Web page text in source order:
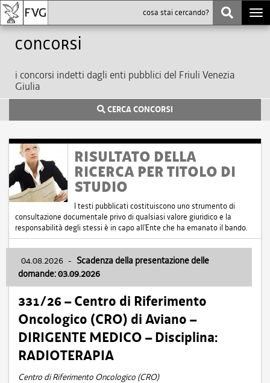
Concorsi
i concorsi indetti dagli enti pubblici del Friuli Venezia
Giulia
CERCA CONCORSI
RISULTATO DELLA
RICERCA PER TITOLO DI
STUDIO
I testi pubblicati costituiscono uno strumento di
consultazione documentale privo di qualsiasi valore giuridico e la
responsabilità degli stessi è in capo all'Ente che ha emanato il bando.
04.08.2026 - Scadenza della presentazione delle
domande: 03.09.2026
331/26 – Centro di Riferimento
Oncologico (CRO) di Aviano –
DIRIGENTE MEDICO – Disciplina:
RADIOTERAPIA
Centro di Riferimento Oncologico (CRO)